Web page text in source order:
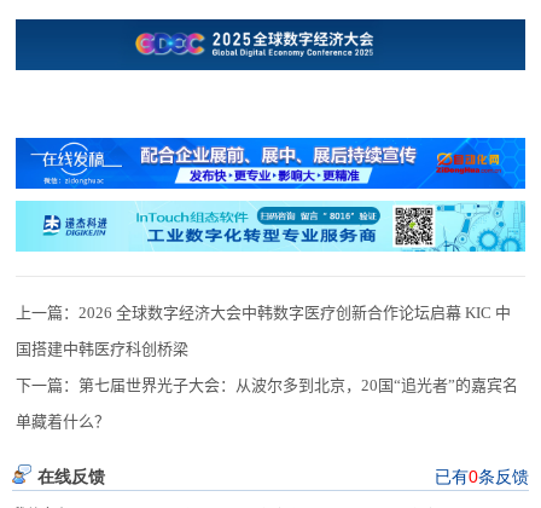
上一篇：2026 全球数字经济大会中韩数字医疗创新合作论坛启幕 KIC 中
国搭建中韩医疗科创桥梁
下一篇：第七届世界光子大会：从波尔多到北京，20国“追光者”的嘉宾名
单藏着什么？